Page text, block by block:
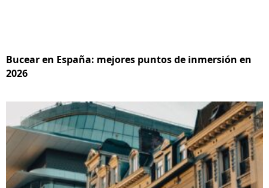
Bucear en España: mejores puntos de inmersión en
2026